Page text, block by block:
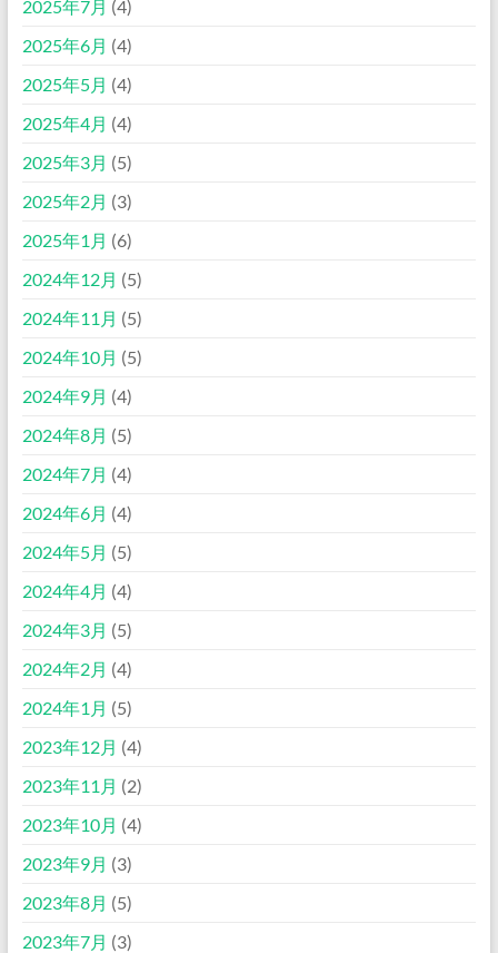
2025年7月 (4)
2025年6月 (4)
2025年5月 (4)
2025年4月 (4)
2025年3月 (5)
2025年2月 (3)
2025年1月 (6)
2024年12月 (5)
2024年11月 (5)
2024年10月 (5)
2024年9月 (4)
2024年8月 (5)
2024年7月 (4)
2024年6月 (4)
2024年5月 (5)
2024年4月 (4)
2024年3月 (5)
2024年2月 (4)
2024年1月 (5)
2023年12月 (4)
2023年11月 (2)
2023年10月 (4)
2023年9月 (3)
2023年8月 (5)
2023年7月 (3)